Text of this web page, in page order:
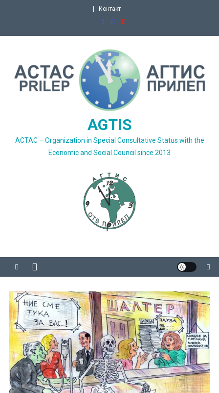
Контакт
AGTIS
ACTAC – Organization in Special Consultative Status with the
Economic and Social Council since 2013